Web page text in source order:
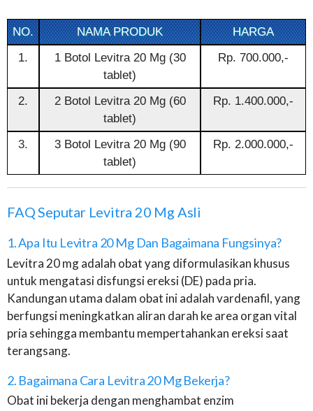
NO. NAMA PRODUK
HARGA
1.
1 Botol Levitra 20 Mg (30
tablet)
Rp. 700.000,-
2.
2 Botol Levitra 20 Mg (60
tablet)
Rp. 1.400.000,-
3.
3 Botol Levitra 20 Mg (90
tablet)
Rp. 2.000.000,-
FAQ Seputar Levitra 20 Mg Asli
1. Apa Itu Levitra 20 Mg Dan Bagaimana Fungsinya?
Levitra 20 mg adalah obat yang diformulasikan khusus
untuk mengatasi disfungsi ereksi (DE) pada pria.
Kandungan utama dalam obat ini adalah vardenafil, yang
berfungsi meningkatkan aliran darah ke area organ vital
pria sehingga membantu mempertahankan ereksi saat
terangsang.
2. Bagaimana Cara Levitra 20 Mg Bekerja?
Obat ini bekerja dengan menghambat enzim